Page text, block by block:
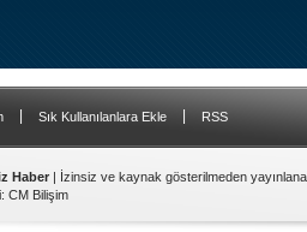
Sık Kullanılanlara Ekle RSS
Haber | İzinsiz ve kaynak gösterilmeden
: CM Bilişim